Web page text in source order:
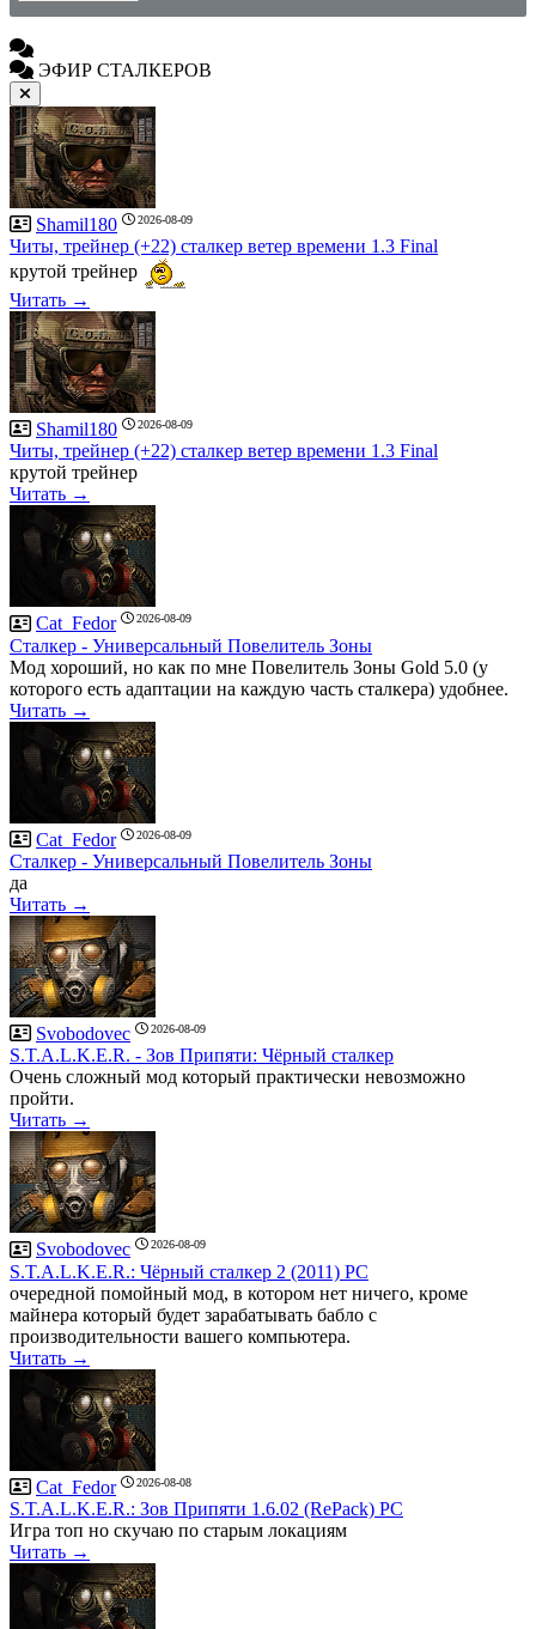
ЭФИР СТАЛКЕРОВ
Shamil180 2026-08-09
Читы, трейнер (+22) сталкер ветер времени 1.3 Final
крутой трейнер
Читать →
Shamil180 2026-08-09
Читы, трейнер (+22) сталкер ветер времени 1.3 Final
крутой трейнер
Читать →
Cat_Fedor 2026-08-09
Сталкер - Универсальный Повелитель Зоны
Мод хороший, но как по мне Повелитель Зоны Gold 5.0 (у
которого есть адаптации на каждую часть сталкера) удобнее.
Читать →
Cat_Fedor 2026-08-09
Сталкер - Универсальный Повелитель Зоны
да
Читать →
Svobodovec 2026-08-09
S.T.A.L.K.E.R. - Зов Припяти: Чёрный сталкер
Очень сложный мод который практически невозможно
пройти.
Читать →
Svobodovec 2026-08-09
S.T.A.L.K.E.R.: Чёрный сталкер 2 (2011) PC
очередной помойный мод, в котором нет ничего, кроме
майнера который будет зарабатывать бабло с
производительности вашего компьютера.
Читать →
Cat_Fedor 2026-08-08
S.T.A.L.K.E.R.: Зов Припяти 1.6.02 (RePack) PC
Игра топ но скучаю по старым локациям
Читать →